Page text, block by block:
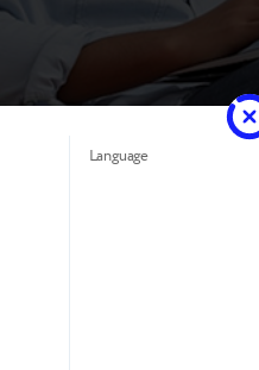
Language